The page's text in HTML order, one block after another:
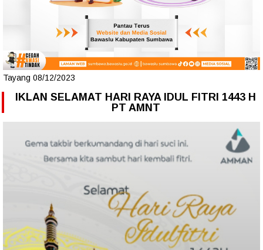
Tayang 08/12/2023
IKLAN SELAMAT HARI RAYA IDUL FITRI 1443 H
PT AMNT